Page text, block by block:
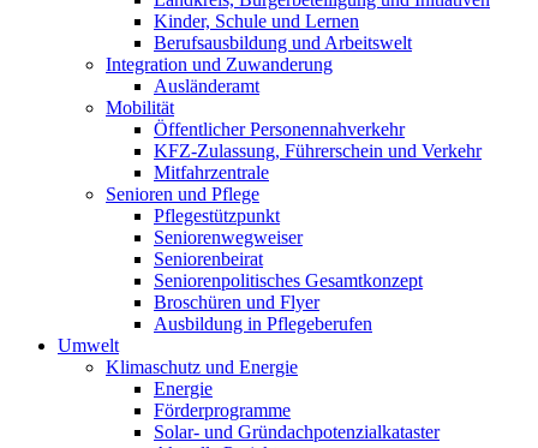
Kinder, Schule und Lernen
Berufsausbildung und Arbeitswelt
Integration und Zuwanderung
Ausländeramt
Mobilität
Öffentlicher Personennahverkehr
KFZ-Zulassung, Führerschein und Verkehr
Mitfahrzentrale
Senioren und Pflege
Pflegestützpunkt
Seniorenwegweiser
Seniorenbeirat
Seniorenpolitisches Gesamtkonzept
Broschüren und Flyer
Ausbildung in Pflegeberufen
Umwelt
Klimaschutz und Energie
Energie
Förderprogramme
Solar- und Gründachpotenzialkataster